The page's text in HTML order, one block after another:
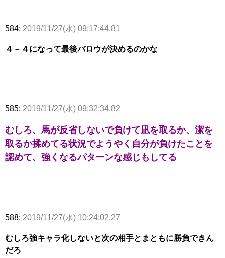
584: 2019/11/27(水) 09:17:44.81
４－４になって最後バロウが決めるのかな
585: 2019/11/27(水) 09:32:34.82
むしろ、馬が反省しないで負けて凪を取るか、潔を
取るか揉めてる状況でようやく自分が負けたことを
認めて、強くなるパターンな感じもしてる
588: 2019/11/27(水) 10:24:02.27
むしろ強キャラ化しないと次の相手とまともに勝負できん
だろ